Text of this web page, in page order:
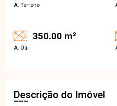
A. Terreno
350.00 m²
A. Útil
Descrição do Imóvel